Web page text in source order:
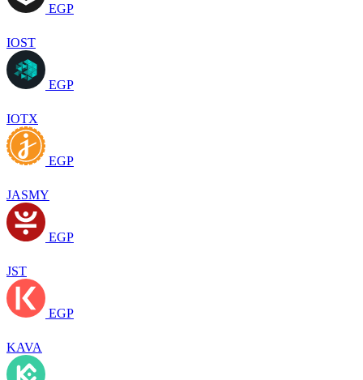
EGP
IOST
EGP
IOTX
EGP
JASMY
EGP
JST
EGP
KAVA